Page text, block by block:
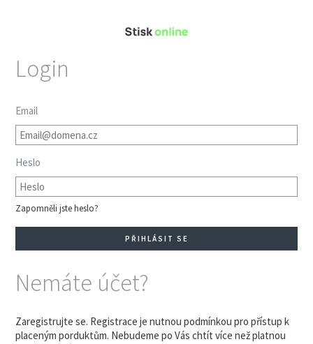
Login
Email
Heslo
Zapomněli jste heslo?
Nemáte účet?
Zaregistrujte se. Registrace je nutnou podmínkou pro přístup k
placeným porduktům. Nebudeme po Vás chtít více než platnou